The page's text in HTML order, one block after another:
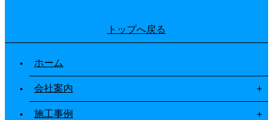
トップへ戻る
ホーム
会社案内
施工事例